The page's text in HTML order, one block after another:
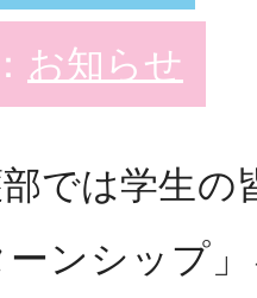
お知らせ
では学生の
ーンシップ